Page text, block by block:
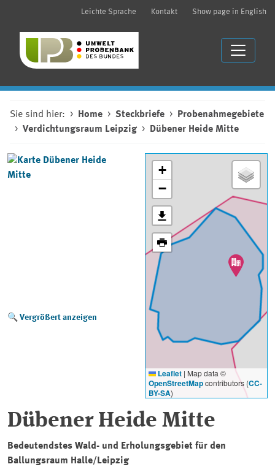
Leichte Sprache Kontakt Show page in English
Sie sind hier: Home Steckbriefe
Probenahmegebiete
Verdichtungsraum Leipzig
Dübener Heide Mitte
Vergrößert anzeigen
+
−
Leaflet | Map data ©
OpenStreetMapcontributors (CC-
BY-SA)
Dübener Heide Mitte
Bedeutendstes Wald- und Erholungsgebiet für den
Ballungsraum Halle/Leipzig